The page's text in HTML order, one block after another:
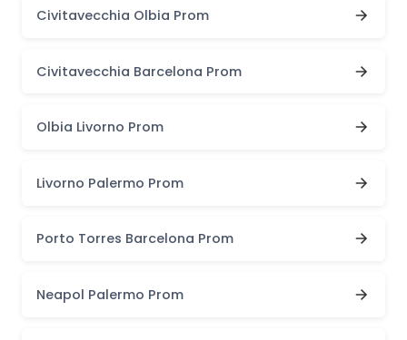
Civitavecchia Olbia Prom
Civitavecchia Barcelona Prom
Olbia Livorno Prom
Livorno Palermo Prom
Porto Torres Barcelona Prom
Neapol Palermo Prom